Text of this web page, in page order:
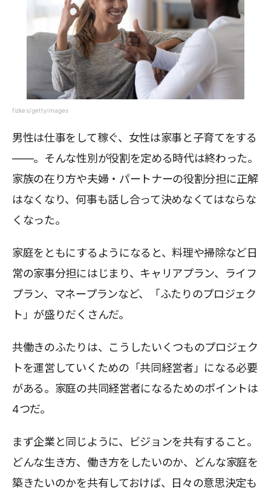
fizkes/gettyimages
男性は仕事をして稼ぐ、女性は家事と子育てをする
――。そんな性別が役割を定める時代は終わった。
家族の在り方や夫婦・パートナーの役割分担に正解
はなくなり、何事も話し合って決めなくてはならな
くなった。
家庭をともにするようになると、料理や掃除など日
常の家事分担にはじまり、キャリアプラン、ライフ
プラン、マネープランなど、「ふたりのプロジェク
ト」が盛りだくさんだ。
共働きのふたりは、こうしたいくつものプロジェク
トを運営していくための「共同経営者」になる必要
がある。家庭の共同経営者になるためのポイントは
4つだ。
まず企業と同じように、ビジョンを共有すること。
どんな生き方、働き方をしたいのか、どんな家庭を
築きたいのかを共有しておけば、日々の意思決定も